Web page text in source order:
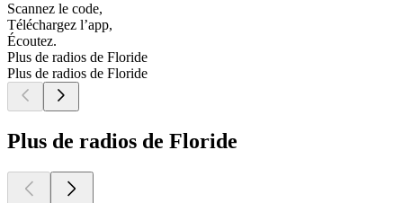
Scannez le code,
Téléchargez l’app,
Écoutez.
Plus de radios de Floride
Plus de radios de Floride
Plus de radios de Floride